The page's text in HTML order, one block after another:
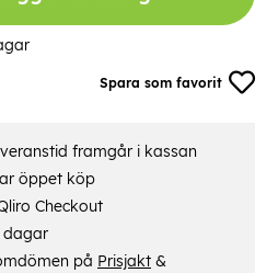
Spara som favorit
framgår i kassan
öppet köp
Checkout
dagar
på Prisjakt &